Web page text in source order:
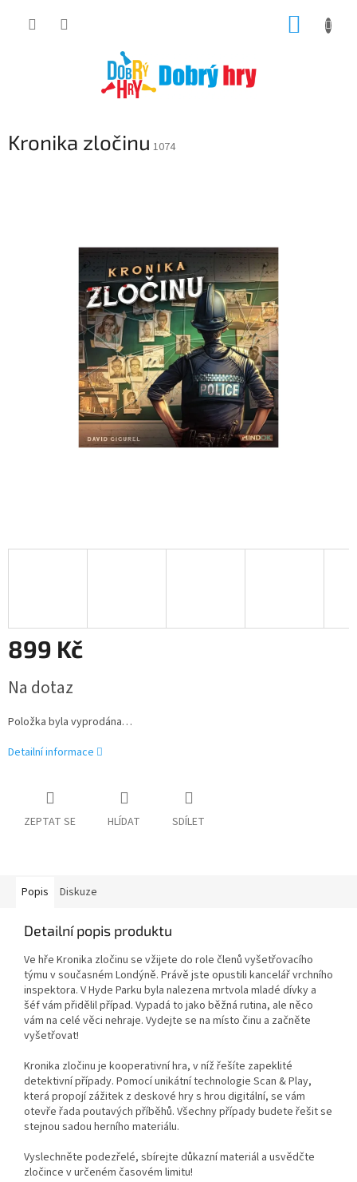
Kronika zločinu 1074
899 Kč
cena:
Na dotaz
Položka byla vyprodána…
Detailní informace
ZEPTAT SE HLÍDAT SDÍLET
Popis Diskuze
Detailní popis produktu
Ve hře Kronika zločinu se vžijete do role členů vyšetřovacího
týmu v současném Londýně. Právě jste opustili kancelář vrchního
inspektora. V Hyde Parku byla nalezena mrtvola mladé dívky a
šéf vám přidělil případ. Vypadá to jako běžná rutina, ale něco
vám na celé věci nehraje. Vydejte se na místo činu a začněte
vyšetřovat!
Kronika zločinu je kooperativní hra, v níž řešíte zapeklité
detektivní případy. Pomocí unikátní technologie Scan & Play,
která propojí zážitek z deskové hry s hrou digitální, se vám
otevře řada poutavých příběhů. Všechny případy budete řešit se
stejnou sadou herního materiálu.
Vyslechněte podezřelé, sbírejte důkazní materiál a usvědčte
zločince v určeném časovém limitu!